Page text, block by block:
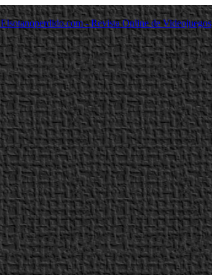
Elsotanoperdido.com - Revista Online de Videojuegos